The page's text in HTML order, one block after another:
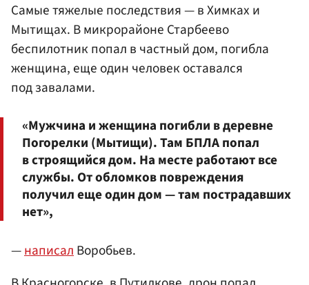
Самые тяжелые последствия — в Химках и
Мытищах. В микрорайоне Старбеево
беспилотник попал в частный дом, погибла
женщина, еще один человек оставался
под завалами.
«Мужчина и женщина погибли в деревне
Погорелки (Мытищи). Там БПЛА попал
в строящийся дом. На месте работают все
службы. От обломков повреждения
получил еще один дом — там пострадавших
нет»,
—написалВоробьев.